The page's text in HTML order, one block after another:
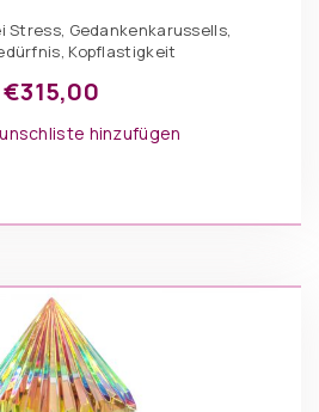
Stress, Gedankenkarussells,
Kopflastigkeit
€315,00
hinzufügen